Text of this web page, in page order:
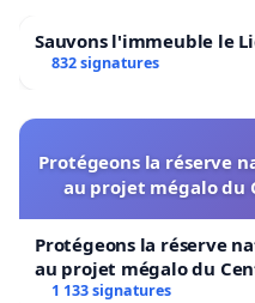
Sauvons l'immeuble le
832 signatures
Protégeons la réserve
au projet mégalo du
Protégeons la réserve
au projet mégalo du
1 133 signatures